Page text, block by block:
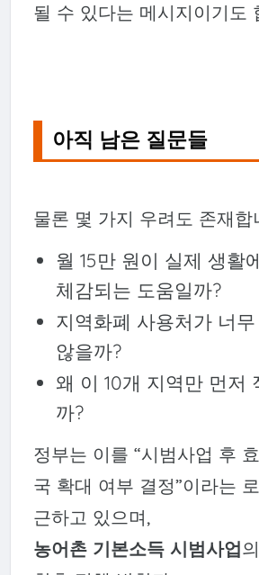
될 수 있다는 메시지이기도
아직 남은 질문들
물론 몇 가지 우려도 존재합
월 15만 원이 실제 생활
체감되는 도움일까?
지역화폐 사용처가 너
않을까?
왜 이 10개 지역만 먼저
까?
정부는 이를 “시범사업 후
국 확대 여부 결정”이라는
근하고 있으며,
농어촌 기본소득 시범사업